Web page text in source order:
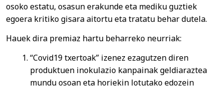
osoko estatu, osasun erakunde eta mediku guztiek
egoera kritiko gisara aitortu eta tratatu behar dutela.
Hauek dira premiaz hartu beharreko neurriak:
“Covid19 txertoak” izenez ezagutzen diren
produktuen inokulazio kanpainak geldiaraztea
mundu osoan eta horiekin lotutako edozein